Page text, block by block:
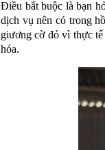
Điều bắt buộc là bạn
dịch vụ nên có trong
giương cờ đỏ vì thực
hóa.